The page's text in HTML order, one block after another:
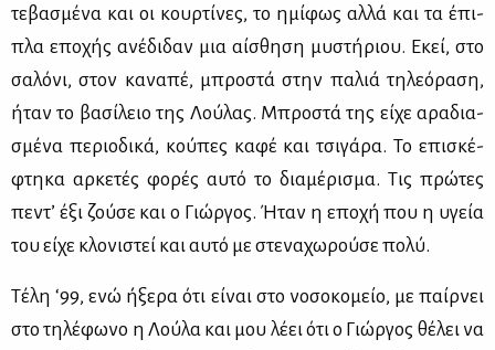
τε­βα­σμέ­να και οι κουρ­τί­νες, το ημί­φως αλ­λά και τα έπι­
πλα επο­χής ανέ­δι­δαν μια αί­σθη­ση μυ­στή­ριου. Εκεί, στο
σα­λό­νι, στον κα­να­πέ, μπρο­στά στην πα­λιά τη­λε­ό­ρα­ση,
ήταν το βα­σί­λειο της Λού­λας. Μπρο­στά της εί­χε αρα­δια­
σμέ­να πε­ριο­δι­κά, κού­πες κα­φέ και τσι­γά­ρα. Το επι­σκέ­
φτη­κα αρ­κε­τές φο­ρές αυ­τό το δια­μέ­ρι­σμα. Τις πρώ­τες
πεντ’ έξι ζού­σε και ο Γιώρ­γος. Ήταν η επο­χή που η υγεία
του εί­χε κλο­νι­στεί και αυ­τό με στε­να­χω­ρού­σε πο­λύ.
Τέ­λη ‘99, ενώ ήξε­ρα ότι εί­ναι στο νο­σο­κο­μείο, με παίρ­νει
στο τη­λέ­φω­νο η Λού­λα και μου λέ­ει ότι ο Γιώρ­γος θέ­λει να